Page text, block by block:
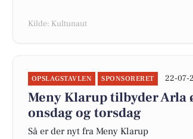
Kilde: Kultunaut
OPSLAGSTAVLEN SPONSORERET 22-07-
Meny Klarup tilbyder
onsdag og torsdag
Så er der nyt fra Meny Klarup